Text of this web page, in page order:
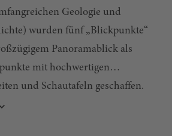
Geologie und
wurden fünf „Blickpunkte“
Panoramablick als
mit hochwertigen
und Schautafeln geschaffen.
informieren über die Geologie